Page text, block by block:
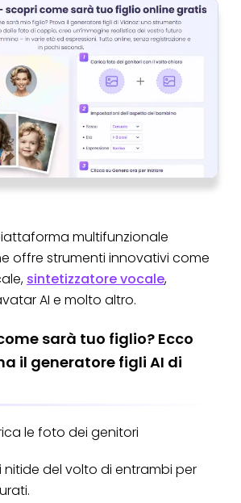
multifunzionale
offre strumenti innovativi come
sintetizzatore vocale,
AI e molto altro.
sarà tuo figlio? Ecco
il generatore figli AI di
le foto dei genitori
nitide del volto di entrambi per